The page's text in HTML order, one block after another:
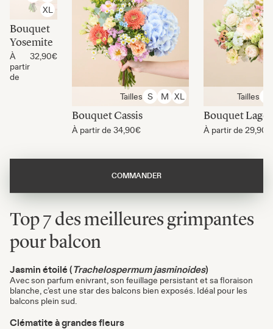
XL
Bouquet
Yosemite
À
partir
de
32,90€
Tailles S M XL
Bouquet Cassis
À partir de 34,90€
Tailles
Bouquet Lago
À partir de 29,90€
COMMANDER
Top 7 des meilleures grimpantes
pour balcon
Jasmin étoilé (Trachelospermum jasminoides)
Avec son parfum enivrant, son feuillage persistant et sa floraison
blanche, c’est une star des balcons bien exposés. Idéal pour les
balcons plein sud.
Clématite à grandes fleurs